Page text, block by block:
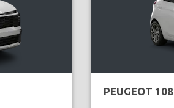
PEUGEOT 108